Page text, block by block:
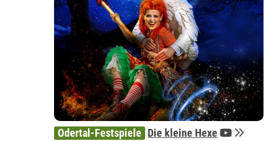
Odertal-Festspiele Die kleine Hexe